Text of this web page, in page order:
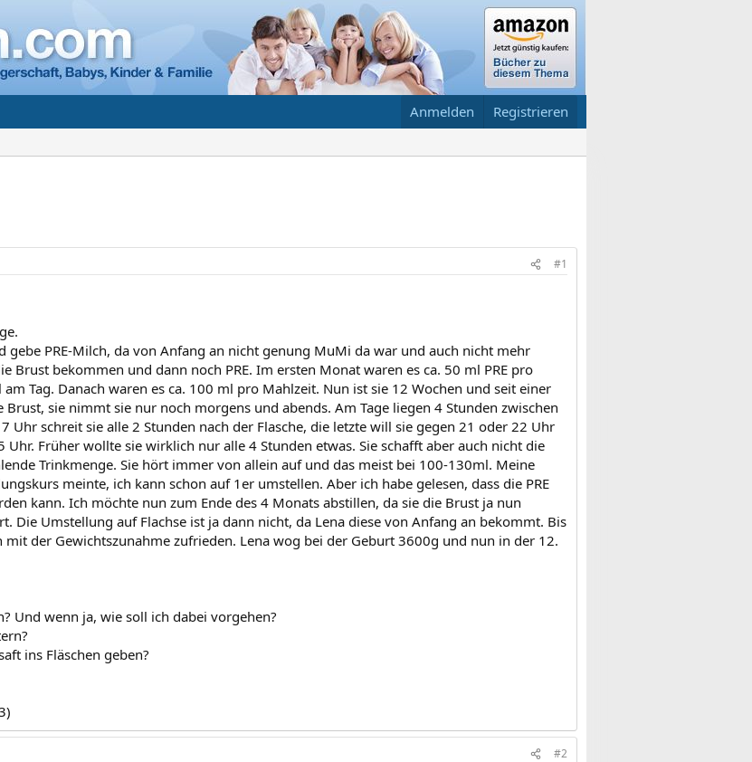
Anmelden Registrieren
#1
gebe PRE-Milch, da von Anfang an nicht genung MuMi da war und auch nicht mehr
Brust bekommen und dann noch PRE. Im ersten Monat waren es ca. 50 ml PRE pro
Tag. Danach waren es ca. 100 ml pro Mahlzeit. Nun ist sie 12 Wochen und seit einer
Brust, sie nimmt sie nur noch morgens und abends. Am Tage liegen 4 Stunden zwischen
Uhr schreit sie alle 2 Stunden nach der Flasche, die letzte will sie gegen 21 oder 22 Uhr
Uhr. Früher wollte sie wirklich nur alle 4 Stunden etwas. Sie schafft aber auch nicht die
Trinkmenge. Sie hört immer von allein auf und das meist bei 100-130ml. Meine
meinte, ich kann schon auf 1er umstellen. Aber ich habe gelesen, dass die PRE
kann. Ich möchte nun zum Ende des 4 Monats abstillen, da sie die Brust ja nun
Die Umstellung auf Flachse ist ja dann nicht, da Lena diese von Anfang an bekommt. Bis
mit der Gewichtszunahme zufrieden. Lena wog bei der Geburt 3600g und nun in der 12.
Und wenn ja, wie soll ich dabei vorgehen?
ins Fläschen geben?
#2